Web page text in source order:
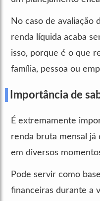
No caso de avaliação
renda líquida acaba
isso, porque é o que
família, pessoa ou
Importância de
É extremamente
renda bruta mensal já
em diversos
Pode servir como
financeiras durante a